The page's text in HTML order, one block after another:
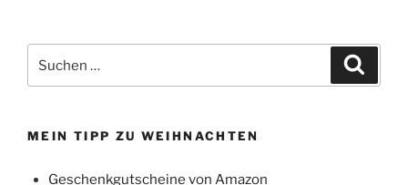
nach:
MEIN TIPP ZU WEIHNACHTEN
Geschenkgutscheine von Amazon